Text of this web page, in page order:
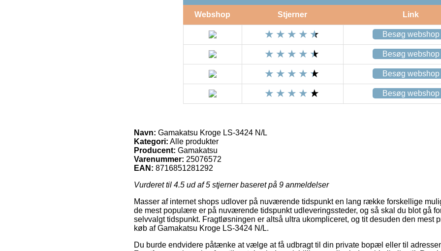
Webshop Stjerner Link
Besøg webshop
Besøg webshop
Besøg webshop
Besøg webshop
Navn: Gamakatsu Kroge LS-3424 N/L
Kategori: Alle produkter
Producent: Gamakatsu
Varenummer: 25076572
EAN: 8716851281292
Vurderet til 4.5 ud af 5 stjerner baseret på 9 anmeldelser
Masser af internet shops udlover på nuværende tidspunkt en lang række forskellige
de mest populære er på nuværende tidspunkt udleveringssteder, og så skal du blot gå
selvvalgt tidspunkt. Fragtløsningen er altså ultra ukompliceret, og tit desuden den mest
køb af Gamakatsu Kroge LS-3424 N/L.
Du burde endvidere påtænke at vælge at få udbragt til din private bopæl eller til